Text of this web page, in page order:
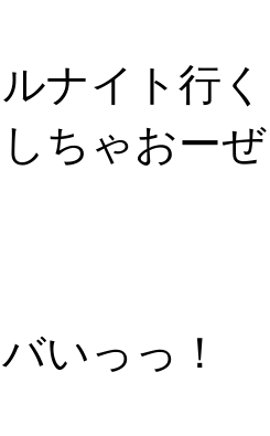
ナイト行
ちゃおー
いっっ！